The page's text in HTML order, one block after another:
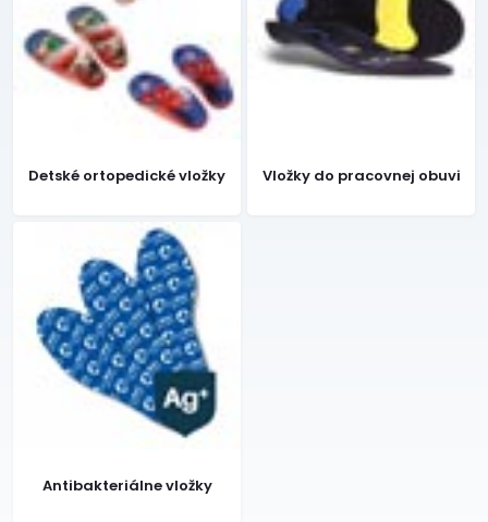
Detské ortopedické vložky Vložky do pracovnej obuvi
Antibakteriálne vložky